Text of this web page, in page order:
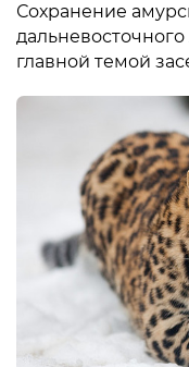
Сохранение
главной темой